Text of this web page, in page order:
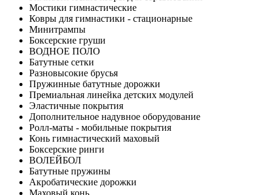
Мостики гимнастические
Ковры для гимнастики - стационарные
Минитрампы
Боксерские груши
ВОДНОЕ ПОЛО
Батутные сетки
Разновысокие брусья
Пружинные батутные дорожки
Премиальная линейка детских модулей
Эластичные покрытия
Дополнительное надувное оборудование
Ролл-маты - мобильные покрытия
Конь гимнастический маховый
Боксерские ринги
ВОЛЕЙБОЛ
Батутные пружины
Акробатические дорожки
Маховый конь